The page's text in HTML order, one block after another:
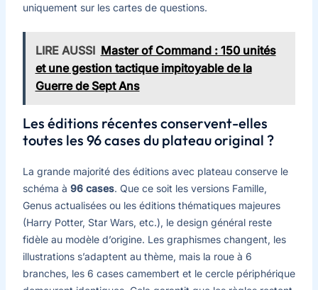
uniquement sur les cartes de questions.
LIRE AUSSI Master of Command : 150 unités
et une gestion tactique impitoyable de la
Guerre de Sept Ans
Les éditions récentes conservent-elles
toutes les 96 cases du plateau original ?
La grande majorité des éditions avec plateau conserve le
schéma à 96 cases. Que ce soit les versions Famille,
Genus actualisées ou les éditions thématiques majeures
(Harry Potter, Star Wars, etc.), le design général reste
fidèle au modèle d’origine. Les graphismes changent, les
illustrations s’adaptent au thème, mais la roue à 6
branches, les 6 cases camembert et le cercle périphérique